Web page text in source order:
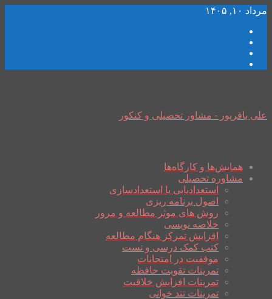
مرداد ۱۰, ۱۴۰۵
علی باقرپور - مشاور تحصیلی و کنکور
همایش‌ها و کارگاه‌ها
مشاوره تحصیلی
استعدادیابی یا استعدادسازی
اصول برنامه ریزی
روش های موثر مطالعه و مرور
خلاصه نویسی
افزایش تمرکز هنگام مطالعه
کتب کمک درسی و تست
موفقیت در امتحانات
تمرینات تقویت حافظه
تمرینات افزایش خلاقیت
تمرینات تند خوانی